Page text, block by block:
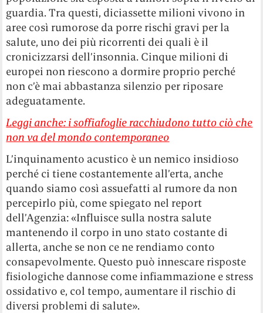
guardia. Tra questi, diciassette milioni vivono in
aree così rumorose da porre rischi gravi per la
salute, uno dei più ricorrenti dei quali è il
cronicizzarsi dell’insonnia. Cinque milioni di
europei non riescono a dormire proprio perché
non c’è mai abbastanza silenzio per riposare
adeguatamente.
Leggi anche: i soffiafoglie racchiudono tutto ciò che
non va del mondo contemporaneo
L’inquinamento acustico è un nemico insidioso
perché ci tiene costantemente all’erta, anche
quando siamo così assuefatti al rumore da non
percepirlo più, come spiegato nel report
dell’Agenzia: «Influisce sulla nostra salute
mantenendo il corpo in uno stato costante di
allerta, anche se non ce ne rendiamo conto
consapevolmente. Questo può innescare risposte
fisiologiche dannose come infiammazione e stress
ossidativo e, col tempo, aumentare il rischio di
diversi problemi di salute».